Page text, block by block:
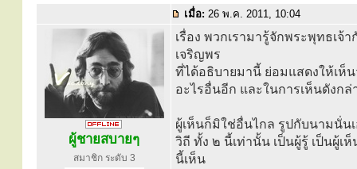
เมื่อ: 26 พ.ค. 2011, 10:04
ผู้ชายสบายๆ
สมาชิก ระดับ 3
เรื่อง พวกเรามารู้จักพระพุทธเ
เจริญพร
ที่ได้อธิบายมานี้ ย่อมแสดงให้เห็
อะไรอื่นอีก และในการเห็นดังก
ผู้เห็นก็มิใช่อื่นไกล รูปกับนามนั่น
วิถี ทั้ง ๒ นี้เท่านั้น เป็นผู้รู้ เป็นผู้
นี้เห็น